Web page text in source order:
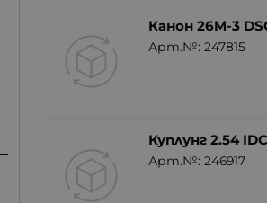
Канон 26M-3
Арт.№: 247815
Куплунг 2.54
Арт.№: 246917